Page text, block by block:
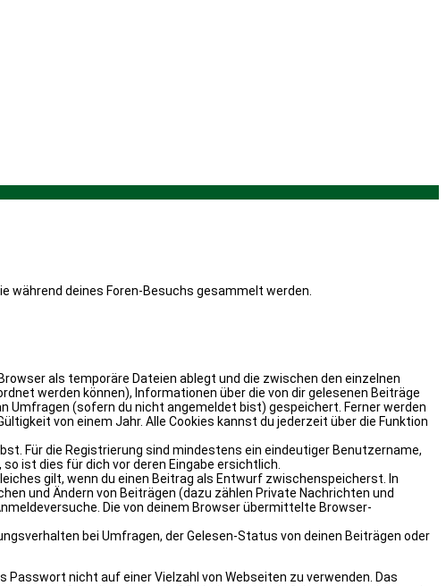
während deines Foren-Besuchs gesammelt werden.
als temporäre Dateien ablegt und die zwischen den einzelnen
werden können), Informationen über die von dir gelesenen Beiträge
Umfragen (sofern du nicht angemeldet bist) gespeichert. Ferner werden
von einem Jahr. Alle Cookies kannst du jederzeit über die Funktion
Für die Registrierung sind mindestens ein eindeutiger Benutzername,
ist dies für dich vor deren Eingabe ersichtlich.
gilt, wenn du einen Beitrag als Entwurf zwischenspeicherst. In
und Ändern von Beiträgen (dazu zählen Private Nachrichten und
Die von deinem Browser übermittelte Browser-
bei Umfragen, der Gelesen-Status von deinen Beiträgen oder
nicht auf einer Vielzahl von Webseiten zu verwenden. Das